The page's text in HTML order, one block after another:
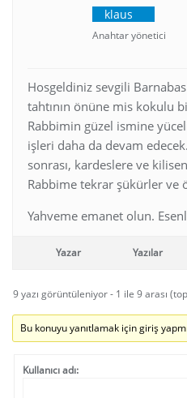
klaus
Anahtar yönetici
Hosgeldiniz sevgili
tahtının önüne mis kokulu
Rabbimin güzel ismine
işleri daha da devam
sonrası, kardeslere ve
Rabbime tekrar şükürler ve
Yahveme emanet olun.
Yazar Yazılar
9 yazı görüntüleniyor - 1 ile 9 arası
Bu konuyu yanıtlamak için giriş
Kullanıcı adı: